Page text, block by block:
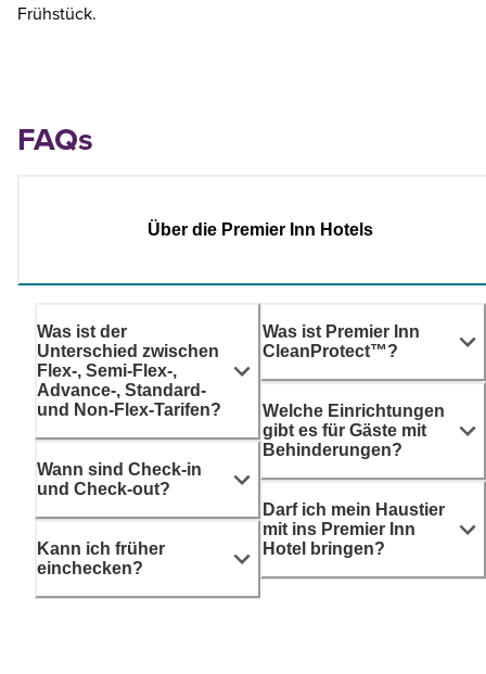
Frühstück.
FAQs
Über die Premier Inn Hotels
Was ist der
Unterschied zwischen
Flex-, Semi-Flex-,
Advance-, Standard-
und Non-Flex-Tarifen?
Wann sind Check-in
und Check-out?
Kann ich früher
einchecken?
Was ist Premier Inn
CleanProtect™?
Welche Einrichtungen
gibt es für Gäste mit
Behinderungen?
Darf ich mein Haustier
mit ins Premier Inn
Hotel bringen?